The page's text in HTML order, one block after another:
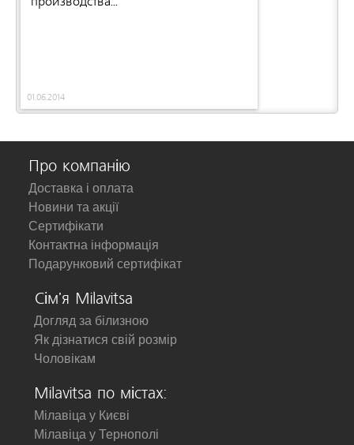
01.06.2014
Про компанію
Доставка і оплата
Новини та акції
Сертифікати
Контактна інформація
Подарунковий сертифікат
Сім'я Milavitsa
Догляд за білизною
Як дізнатися свій розмір
Чоловікам
Milavitsa по містах:
Мілавіца у Києві
Мілавіца у Тернополі